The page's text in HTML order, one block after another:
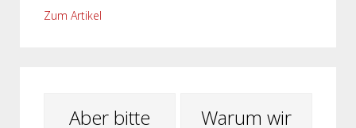
Zum Artikel
Aber bitte
Warum wir